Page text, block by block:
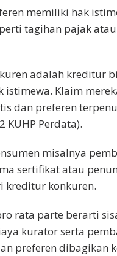
memiliki hak
tagihan pajak
adalah kreditur
istimewa. Klaim
dan preferen
KUHP Perdata).
misalnya
sertifikat atau
kreditur konkuren.
rata parte berarti
kurator serta
preferen dibagikan